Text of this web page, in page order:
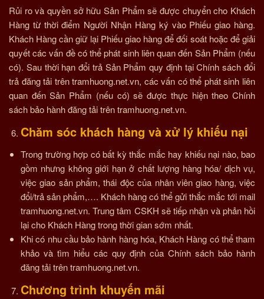
Rủi ro và quyền sở hữu Sản Phẩm sẽ được chuyển cho Khách
Hàng từ thời điểm Người Nhận Hàng ký vào Phiếu giao hàng.
Khách Hàng cần giữ lại Phiếu giao hàng để đối soát hoặc để giải
quyết các vấn đề có thể phát sinh liên quan đến Sản Phẩm (nếu
có). Sau thời hạn đổi trả Sản Phẩm quy định tại Chính sách đổi
trả đăng tải trên tramhuong.net.vn, các vấn có thể phát sinh liên
quan đến Sản Phẩm (nếu có) sẽ được thực hiện theo Chính
sách bảo hành đăng tải trên tramhuong.net.vn.
Chăm sóc khách hàng và xử lý khiếu nại
Trong trường hợp có bất kỳ thắc mắc hay khiếu nại nào, bao
gồm nhưng không giới hạn ở chất lượng hàng hóa/ dịch vụ,
việc giao sản phẩm, thái độc của nhân viên giao hàng, việc
đổi/trả sản phẩm,…. Khách hàng có thể gửi thắc mắc tới mail
tramhuong.net.vn. Trung tâm CSKH sẽ tiếp nhận và phản hồi
lại cho Khách Hàng trong thời gian sớm nhất.
Khi có nhu cầu bảo hành hàng hóa, Khách Hàng có thể tham
khảo và tìm hiểu các quy định của Chính sách bảo hành
đăng tải trên tramhuong.net.vn.
Chương trình khuyến mãi